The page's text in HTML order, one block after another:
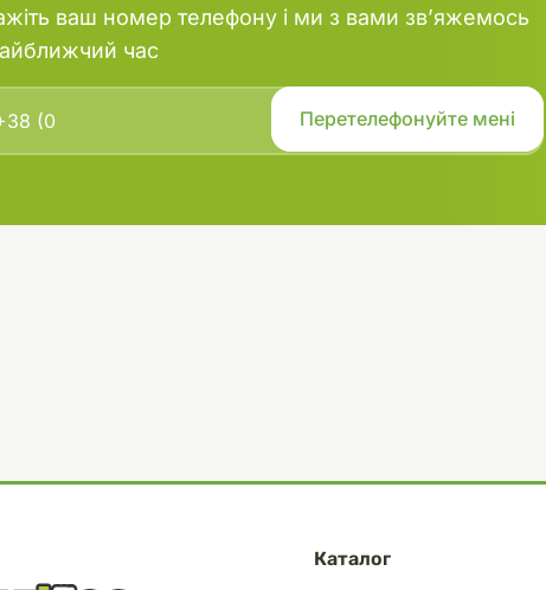
ваш номер телефону і ми з вами зв’яжемось
час
Каталог